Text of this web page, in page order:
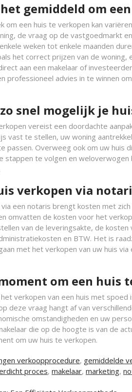
gemiddeld om
een huis te verkopen kan
de vraag op de vastgoedmarkt
weken tot enkele maanden
het correct prijzen van de
aan een makelaar of
professioneel advies in te winnen
snel mogelijk je
vereist een doordachte
vast te stellen, uw woning
passen. Overweeg ook om uw huis
stappen te volgen en
verkopen via
een notaris brengt kosten met
omvatten de kosten voor het
van de leveringsakte, de
en BTW. Het is
met het verkopen van uw huis
om een huis
verkopen van een huis met
deze vraag hangt af van
omstandigheden en uw
die op de hoogte is van de
om uw huis te verkopen.
verkoopprocedure, gemiddelde
proces, makelaar, marketing,